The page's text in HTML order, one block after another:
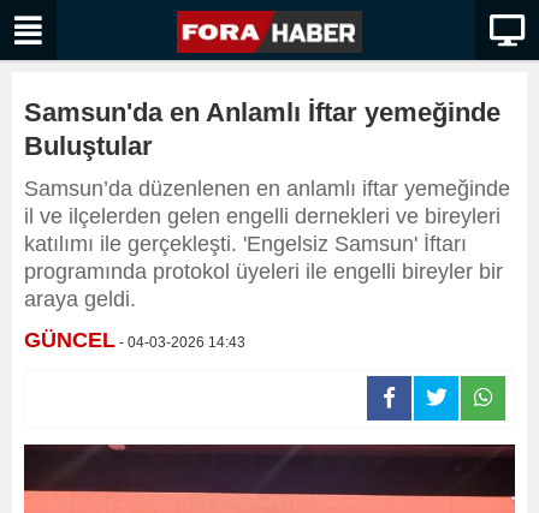
Samsun'da en Anlamlı İftar yemeğinde
Buluştular
Samsun’da düzenlenen en anlamlı iftar yemeğinde
il ve ilçelerden gelen engelli dernekleri ve bireyleri
katılımı ile gerçekleşti. 'Engelsiz Samsun' İftarı
programında protokol üyeleri ile engelli bireyler bir
araya geldi.
GÜNCEL - 04-03-2026 14:43